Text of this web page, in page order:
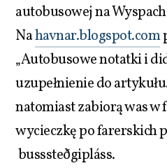
autobusowej na
Nahavnar.blogspot.com
„Autobusowe notatki i
uzupełnienie do
natomiast zabiorą was
wycieczkę po farerskich
busssteðgipláss.